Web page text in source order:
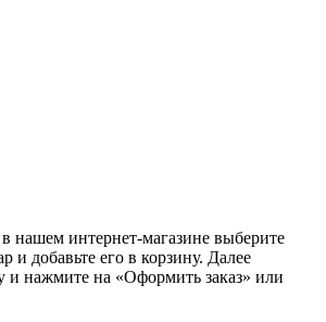
нашем интернет-магазине выберите
и добавьте его в корзину. Далее
и нажмите на «Оформить заказ» или